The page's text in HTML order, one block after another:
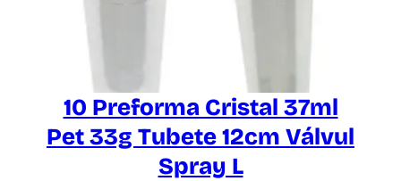
10 Preforma Cristal 37ml
Pet 33g Tubete 12cm Válvul
Spray L